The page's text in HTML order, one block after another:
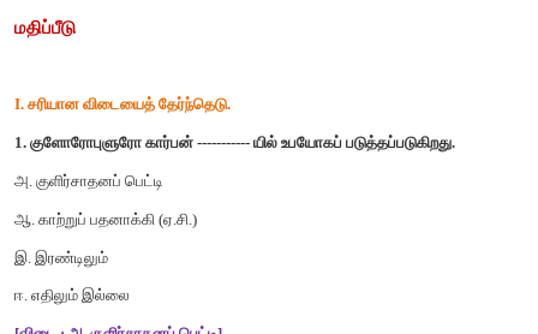
மதிப்பீடு
I. சரியான விடையைத் தேர்ந்தெடு.